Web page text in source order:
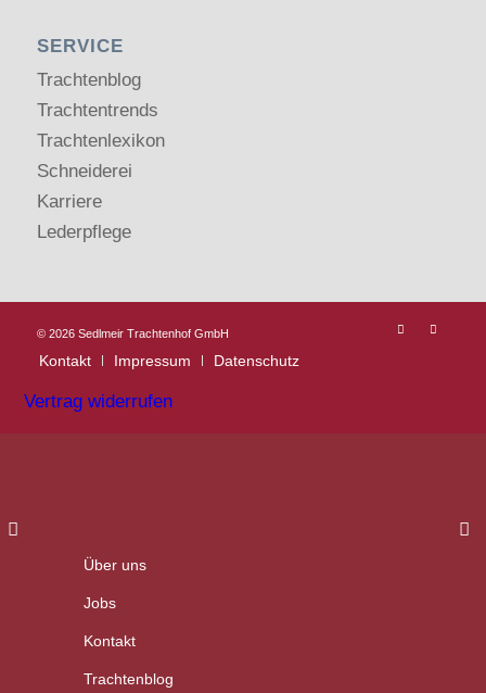
SERVICE
Trachtenblog
Trachtentrends
Trachtenlexikon
Schneiderei
Karriere
Lederpflege
© 2026 Sedlmeir Trachtenhof GmbH
Kontakt Impressum Datenschutz
Vertrag widerrufen
Über uns
Jobs
Kontakt
Trachtenblog